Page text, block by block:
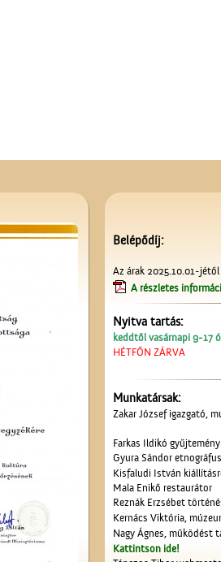
Belépődíj:
Az árak 2025.10.01-
A részletes
Nyitva tartás:
keddtől vasárnapi 9-17
HÉTFŐN ZÁRVA
Munkatársak:
Zakar József igazgató,
Farkas Ildikó
Gyura Sándor etnográfus
Kisfaludi István
Mala Enikő restaurátor
Reznák Erzsébet
Kernács Viktória,
Nagy Ágnes, működést
Kattintson ide!